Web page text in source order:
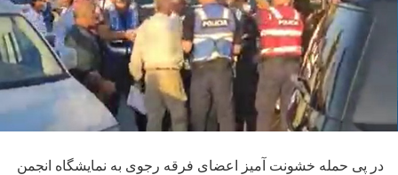
در پی حمله خشونت آمیز اعضای فرقه رجوی به نمایشگاه انجمن